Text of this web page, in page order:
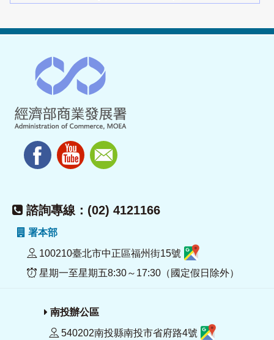
諮詢專線：(02) 4121166
署本部
100210臺北市中正區福州街15號
星期一至星期五8:30～17:30（國定假日除外）
南投辦公區
540202南投縣南投市省府路4號